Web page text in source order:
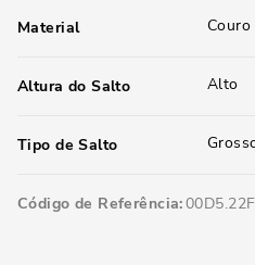
Material Couro
Altura do Salto Alto
Tipo de Salto
Código de Referência